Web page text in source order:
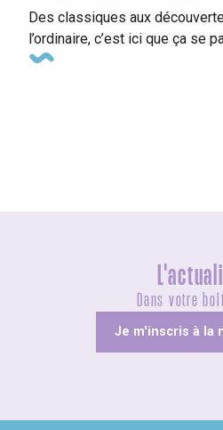
Des classiques aux
l’ordinaire, c’est ici que ça se
Dans votre
Je m'inscris à la